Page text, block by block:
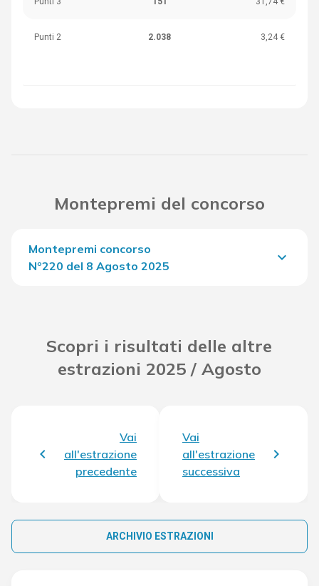
Punti 2 2.038 3,24 €
Montepremi del concorso
Montepremi concorso
Nº220 del 8 Agosto 2025
keyboard_arrow_down
Scopri i risultati delle altre
estrazioni 2025 / Agosto
Vai
all'estrazione
precedente
Vai
all'estrazione
successiva
ARCHIVIO ESTRAZIONI